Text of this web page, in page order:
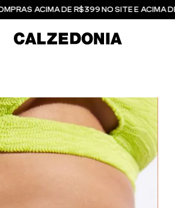
ACIMA DE R$399 NO SITE E ACIMA